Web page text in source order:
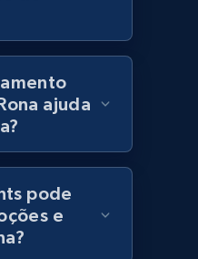
description,
price, Discount,
Comece agora
name, Price,
Description, and
ajuda
pode
e